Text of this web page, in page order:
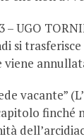
– UGO
si
vacante”
finché